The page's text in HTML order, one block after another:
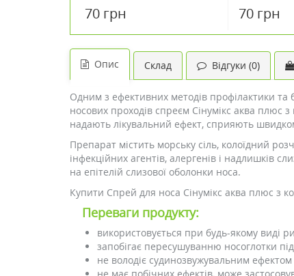
70 грн 70 грн
Опис Склад Відгуки (0)
Одним з ефективних методів профілактики
носових проходів спреєм Сінумікс аква плюс
надають лікувальний ефект, сприяють
Препарат містить морську сіль, колоїдний
інфекційних агентів, алергенів і надлишків
на епітелій слизової оболонки носа.
Купити Спрей для носа Сінумікс аква плюс з
Переваги продукту:
використовується при будь-якому виді
запобігає пересушуванню носоглотки
не володіє судинозвужувальним ефектом